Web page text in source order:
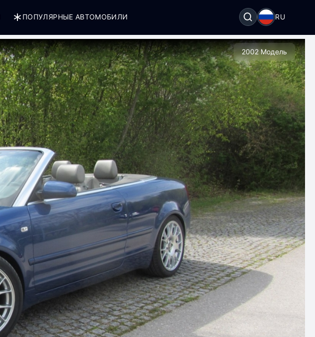
ПОПУЛЯРНЫЕ АВТОМОБИЛИ RU
2002 Модель